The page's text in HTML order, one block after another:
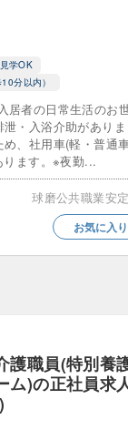
その
職種
キャ
サー
世話
教員
生活
見学OK
分以内）
居者の日常生活のお
・入浴介助がありま
、社用車(軽・普通
ります。※夜勤...
球磨公共職業安
お気に入り
護職員(特別養
ム)の正社員求